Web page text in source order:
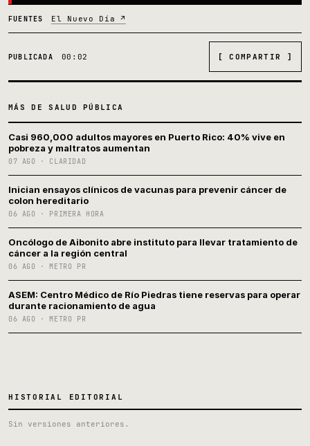
FUENTES El Nuevo Día ↗
PUBLICADA 00:02 [ COMPARTIR ]
MÁS DE SALUD PÚBLICA
Casi 960,000 adultos mayores en Puerto Rico: 40% vive en
pobreza y maltratos aumentan
07 AGO · CLARIDAD
Inician ensayos clínicos de vacunas para prevenir cáncer de
colon hereditario
06 AGO · PRIMERA HORA
Oncólogo de Aibonito abre instituto para llevar tratamiento de
cáncer a la región central
06 AGO · METRO PR
ASEM: Centro Médico de Río Piedras tiene reservas para operar
durante racionamiento de agua
06 AGO · METRO PR
HISTORIAL EDITORIAL
Sin versiones anteriores.